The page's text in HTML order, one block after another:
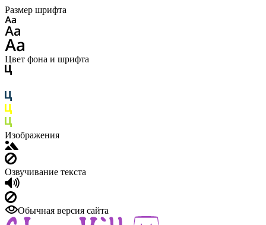
Размер шрифта
Цвет фона и шрифта
Изображения
Озвучивание текста
Обычная версия сайта